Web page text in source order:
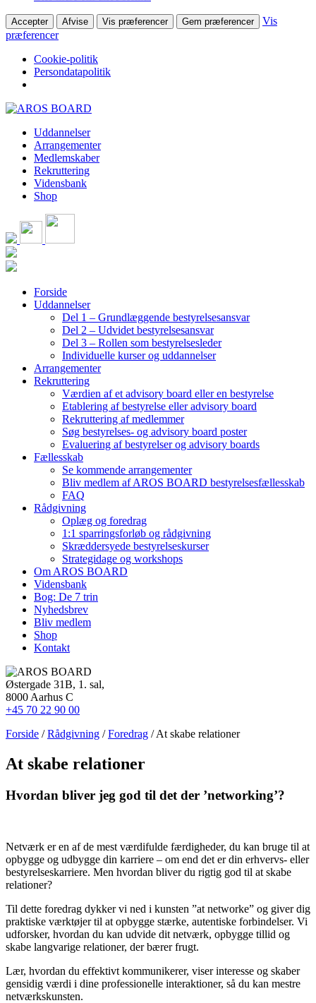
Accepter Afvise Vis præferencer Gem præferencer
Vis
præferencer
Cookie-politik
Persondatapolitik
Skip
contentUddannelser
Arrangementer
Medlemskaber
Rekruttering
Vidensbank
Shop
Forside
Uddannelser
Del 1 – Grundlæggende bestyrelsesansvar
Del 2 – Udvidet bestyrelsesansvar
Del 3 – Rollen som bestyrelsesleder
Individuelle kurser og uddannelser
Arrangementer
Rekruttering
Værdien af et advisory board eller en bestyrelse
Etablering af bestyrelse eller advisory board
Rekruttering af medlemmer
Søg bestyrelses- og advisory board poster
Evaluering af bestyrelser og advisory boards
Fællesskab
Se kommende arrangementer
Bliv medlem af AROS BOARD bestyrelsesfællesskab
FAQ
Rådgivning
Oplæg og foredrag
1:1 sparringsforløb og rådgivning
Skræddersyede bestyrelseskurser
Strategidage og workshops
Om AROS BOARD
Vidensbank
Bog: De 7 trin
Nyhedsbrev
Bliv medlem
Shop
Kontakt
Østergade 31B, 1. sal,
8000 Aarhus C
+45 70 22 90 00
Forside /Rådgivning /Foredrag / At skabe relationer
At skabe relationer
Hvordan bliver jeg god til det der ’networking’?
Netværk er en af de mest værdifulde færdigheder, du kan bruge til at
opbygge og udbygge din karriere – om end det er din erhvervs- eller
bestyrelseskarriere. Men hvordan bliver du rigtig god til at skabe
relationer?
Til dette foredrag dykker vi ned i kunsten ”at networke” og giver dig
praktiske værktøjer til at opbygge stærke, autentiske forbindelser. Vi
udforsker, hvordan du kan udvide dit netværk, opbygge tillid og
skabe langvarige relationer, der bærer frugt.
Lær, hvordan du effektivt kommunikerer, viser interesse og skaber
gensidig værdi i dine professionelle interaktioner, så du kan mestre
netværkskunsten.